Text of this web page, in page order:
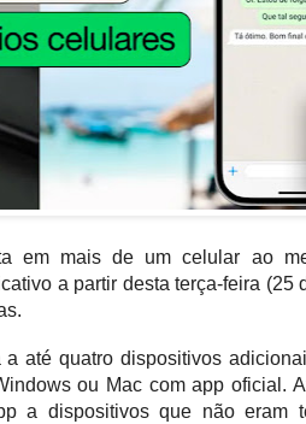
em mais de um celular ao
a partir desta terça-feira (25
até quatro dispositivos
ou Mac com app oficial.
a dispositivos que não eram